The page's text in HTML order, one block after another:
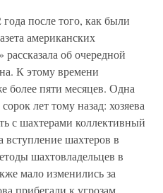
после того, как были
американских
об очередной
К этому времени
более пяти месяцев. Одна
лет тому назад: хозяева
с шахтерами коллективный
вступление шахтеров в
шахтовладельцев в
мало изменились за
прибегали к угрозам,